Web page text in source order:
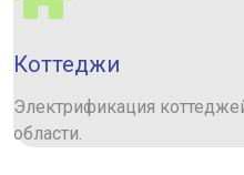
Коттеджи
Электрификация
области.